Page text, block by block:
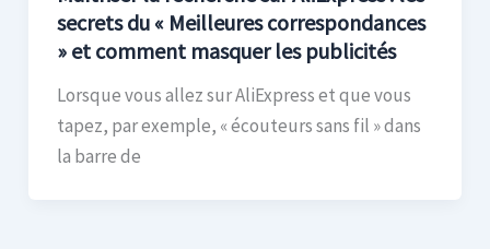
secrets du « Meilleures correspondances
» et comment masquer les publicités
Lorsque vous allez sur AliExpress et que vous
tapez, par exemple, « écouteurs sans fil » dans
la barre de